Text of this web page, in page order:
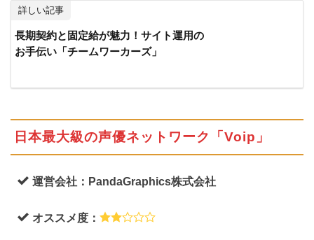
詳しい記事
長期契約と固定給が魅力！サイト運用の
お手伝い「チームワーカーズ」
日本最大級の声優ネットワーク「Voip」
運営会社：PandaGraphics株式会社
オススメ度：